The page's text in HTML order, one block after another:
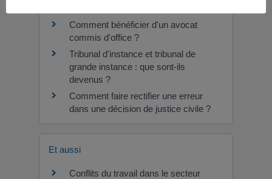
Comment bénéficier d'un avocat
commis d'office ?
Tribunal d'instance et tribunal de
grande instance : que sont-ils
devenus ?
Comment faire rectifier une erreur
dans une décision de justice civile ?
Et aussi
Conflits du travail dans le secteur